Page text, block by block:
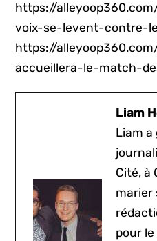
https://
voix-se-levent-contre-
https://
accueillera-le-match-
Liam
Liam a
Cité, à
marier
pour